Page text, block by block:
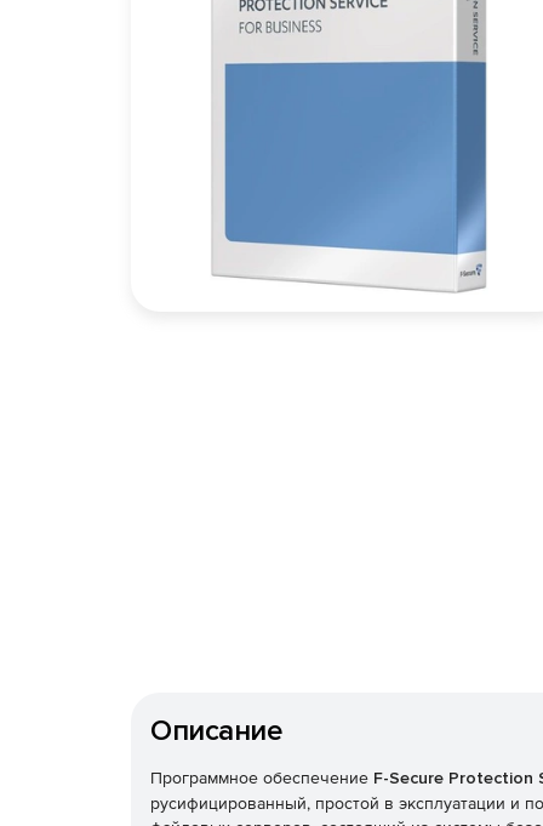
Описание
Программное обеспечение F-Secure Protection
русифицированный, простой в эксплуатации и